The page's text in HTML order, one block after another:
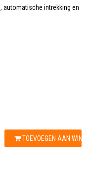
automatische intrekking en
TOEVOEGEN AAN